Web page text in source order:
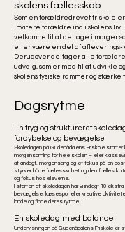
skolens fællesskab
Som en forældredrevet friskole er
invitere forældre ind i skolens
velkomne til at deltage i
eller være en del af afleverings-
Derudover deltager alle
udvalg, som er med til at udvikle
skolens fysiske rammer og stærke
Dagsrytme
En tryg og struktureret
fordybelse og bevægelse
Skoledagen på Gudenådalens Friskole
morgensamling for hele skolen – eller
af andagt, morgensang og et fokus på en
styrker både fællesskabet og den fælles
og fokus hos eleverne.
I starten af skoledagen har vi indlagt 10
bevægelse, læsespor eller kreative
lande og finde deres rytme.
En skoledag med balance
Undervisningen på Gudenådalens Friskole er